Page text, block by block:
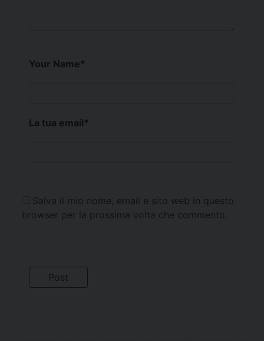
Your Name*
La tua email*
Salva il mio nome, email e sito web in questo
browser per la prossima volta che commento.